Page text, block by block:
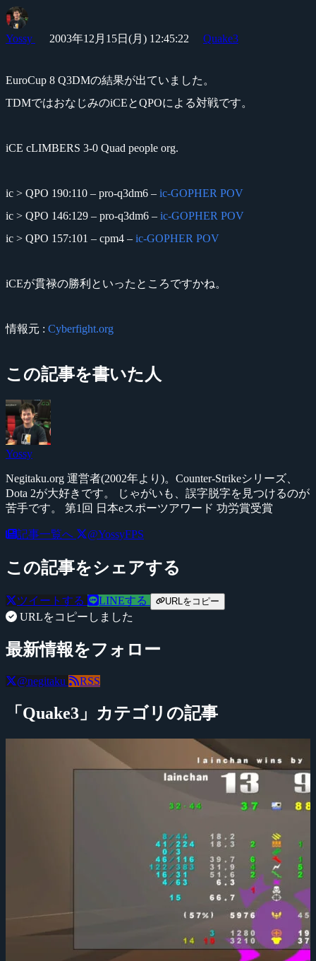
Yossy 2003年12月15日(月) 12:45:22 Quake3
EuroCup 8 Q3DMの結果が出ていました。
TDMではおなじみのiCEとQPOによる対戦です。
iCE cLIMBERS 3-0 Quad people org.
ic > QPO 190:110 – pro-q3dm6 – ic-GOPHER POV
ic > QPO 146:129 – pro-q3dm6 – ic-GOPHER POV
ic > QPO 157:101 – cpm4 – ic-GOPHER POV
iCEが貫禄の勝利といったところですかね。
情報元 : Cyberfight.org
この記事を書いた人
Yossy
Negitaku.org 運営者(2002年より)。Counter-Strikeシリーズ、
Dota 2が大好きです。 じゃがいも、誤字脱字を見つけるのが
苦手です。 第1回 日本eスポーツアワード 功労賞受賞
記事一覧へ @YossyFPS
この記事をシェアする
ツイートする LINEする URLをコピー
URLをコピーしました
最新情報をフォロー
@negitaku RSS
「Quake3」カテゴリの記事